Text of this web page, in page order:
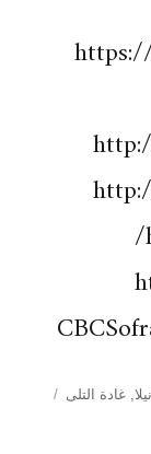
,غادة التلى